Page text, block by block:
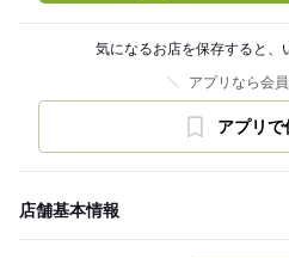
気になるお店を保存すると、
アプリなら会
アプリで
店舗基本情報